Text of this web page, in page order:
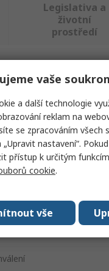
Legislativa a
životní
prostředí
podobné
vaše
a další technologie
reklam na
se zpracováním
nastavení“.
přístup k určitým
cookie.
vše